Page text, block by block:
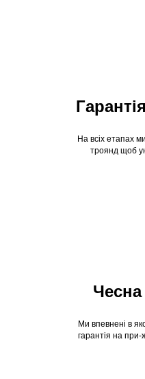
На всіх етапах
троянд щоб
Ми впевнені в
гарантія на при-
Чесна